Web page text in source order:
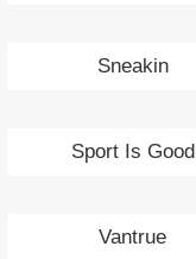
Sneakin
Sport Is Good
Vantrue